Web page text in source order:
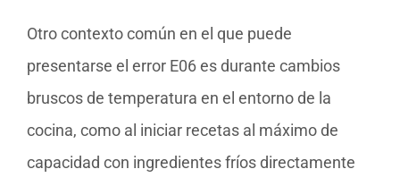
Otro contexto común en el que puede
presentarse el error E06 es durante cambios
bruscos de temperatura en el entorno de la
cocina, como al iniciar recetas al máximo de
capacidad con ingredientes fríos directamente